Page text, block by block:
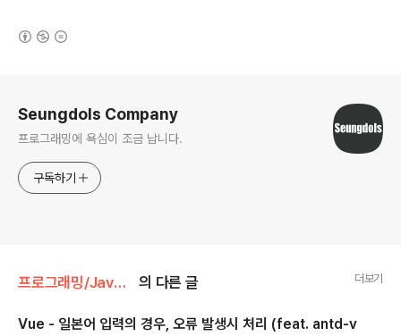
Seungdols Company
프로그래밍에 욕심이 조금 납니다.
구독하기
프로그래밍/JavaScript 의 다른 글 더보기
Vue - 일본어 입력의 경우, 오류 발생시 처리 (feat. antd-v